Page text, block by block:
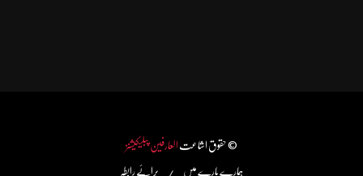
© حقوق اشاعت العارفین پبلیکیشنز
ہمارے بارے میں برائے رابطہ